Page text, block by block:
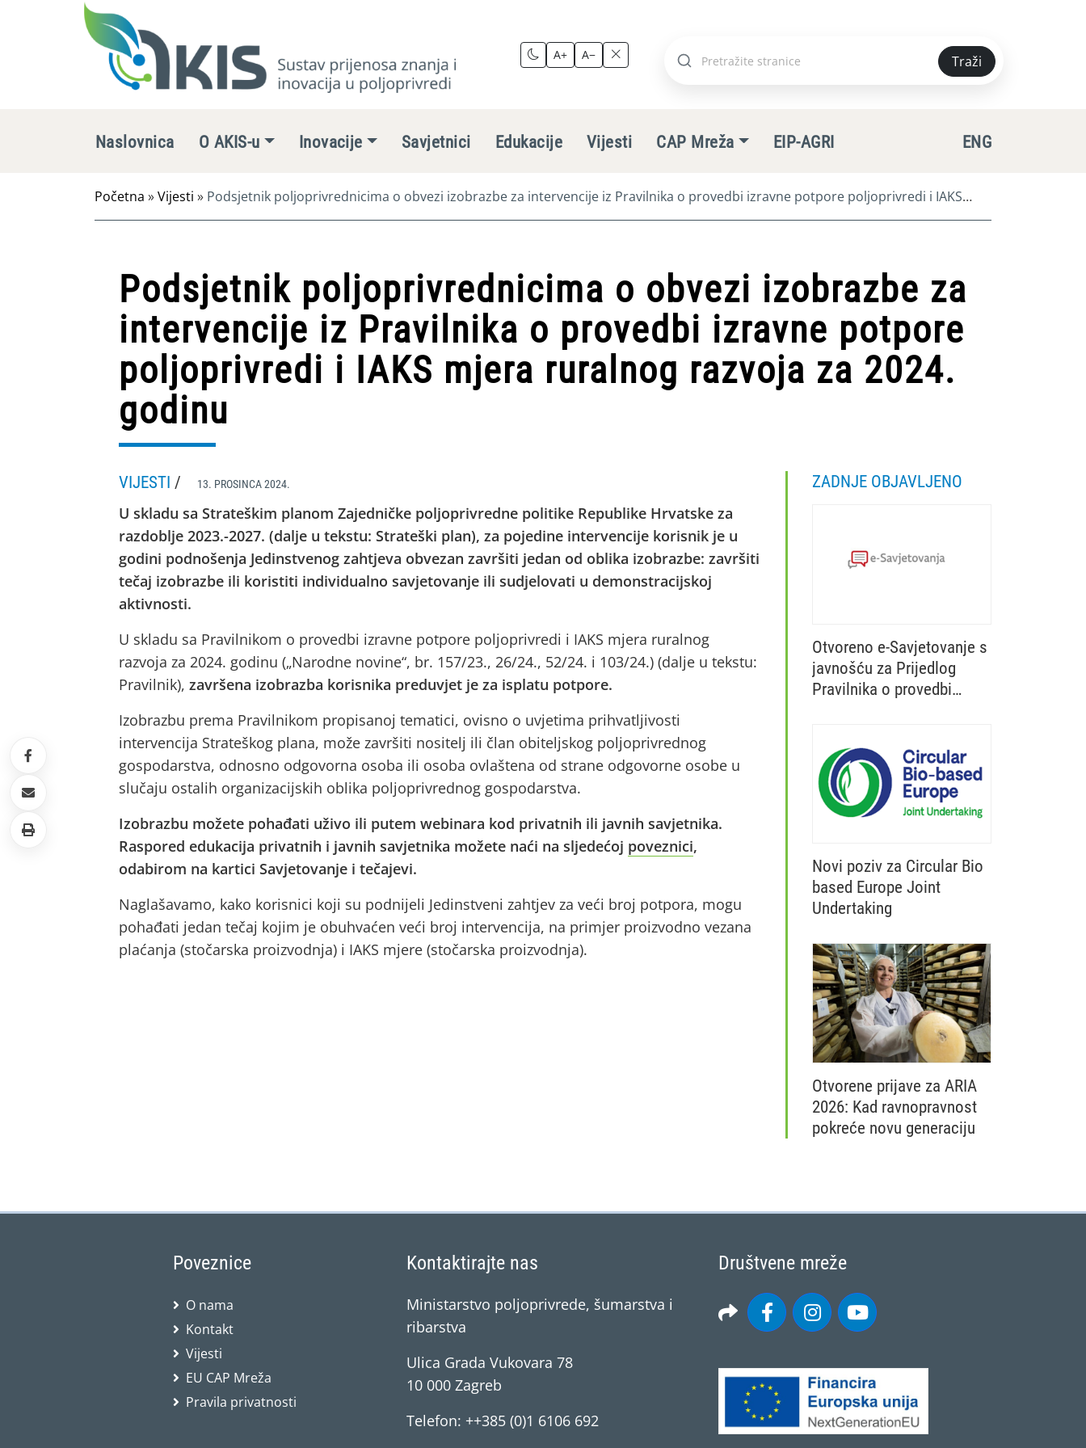
A+ A−
Pretraži
Traži
Naslovnica O AKIS-u Inovacije Savjetnici Edukacije Vijesti CAP Mreža EIP-AGRI ENG
Početna »Vijesti » Podsjetnik poljoprivrednicima o obvezi izobrazbe za intervencije iz Pravilnika o provedbi izravne potpore poljoprivredi i IAKS
mjera ruralnog razvoja za 2024. godinu
Podsjetnik poljoprivrednicima o obvezi izobrazbe za
intervencije iz Pravilnika o provedbi izravne potpore
poljoprivredi i IAKS mjera ruralnog razvoja za 2024.
godinu
VIJESTI / 13. PROSINCA 2024.
U skladu sa Strateškim planom Zajedničke poljoprivredne politike Republike Hrvatske za
razdoblje 2023.-2027. (dalje u tekstu: Strateški plan), za pojedine intervencije korisnik je u
godini podnošenja Jedinstvenog zahtjeva obvezan završiti jedan od oblika izobrazbe: završiti
tečaj izobrazbe ili koristiti individualno savjetovanje ili sudjelovati u demonstracijskoj
aktivnosti.
U skladu sa Pravilnikom o provedbi izravne potpore poljoprivredi i IAKS mjera ruralnog
razvoja za 2024. godinu („Narodne novine“, br. 157/23., 26/24., 52/24. i 103/24.) (dalje u tekstu:
Pravilnik), završena izobrazba korisnika preduvjet je za isplatu potpore.
Izobrazbu prema Pravilnikom propisanoj tematici, ovisno o uvjetima prihvatljivosti
intervencija Strateškog plana, može završiti nositelj ili član obiteljskog poljoprivrednog
gospodarstva, odnosno odgovorna osoba ili osoba ovlaštena od strane odgovorne osobe u
slučaju ostalih organizacijskih oblika poljoprivrednog gospodarstva.
Izobrazbu možete pohađati uživo ili putem webinara kod privatnih ili javnih savjetnika.
Raspored edukacija privatnih i javnih savjetnika možete naći na sljedećoj poveznici,
odabirom na kartici Savjetovanje i tečajevi.
Naglašavamo, kako korisnici koji su podnijeli Jedinstveni zahtjev za veći broj potpora, mogu
pohađati jedan tečaj kojim je obuhvaćen veći broj intervencija, na primjer proizvodno vezana
plaćanja (stočarska proizvodnja) i IAKS mjere (stočarska proizvodnja).
ZADNJE OBJAVLJENO
Otvoreno e-Savjetovanje s
javnošću za Prijedlog
Pravilnika o provedbi
ruralnog razvoja za 2027.
godinu
Novi poziv za Circular Bio
based Europe Joint
Undertaking
Otvorene prijave za ARIA
2026: Kad ravnopravnost
pokreće novu generaciju
Poveznice
O nama
Kontakt
Vijesti
EU CAP Mreža
Pravila privatnosti
Kontaktirajte nas
Ministarstvo poljoprivrede, šumarstva i
ribarstva
Ulica Grada Vukovara 78
10 000 Zagreb
Telefon: ++385 (0)1 6106 692
Društvene mreže